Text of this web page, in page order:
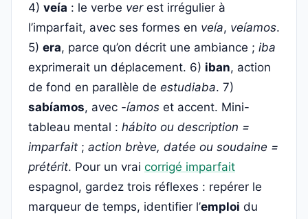
4) veía : le verbe verest irrégulier à
l’imparfait, avec ses formes en veía, veíamos.
5) era, parce qu’on décrit une ambiance ; iba
exprimerait un déplacement. 6) iban, action
de fond en parallèle de estudiaba. 7)
sabíamos, avec -íamos et accent. Mini-
tableau mental : hábito ou description =
imparfait ; action brève, datée ou soudaine =
prétérit. Pour un vrai corrigé imparfait
espagnol, gardez trois réflexes : repérer le
marqueur de temps, identifier l’emploi du